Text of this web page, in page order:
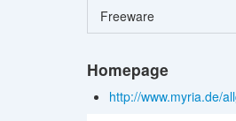
Freeware
Homepage
http://www.myria.de/